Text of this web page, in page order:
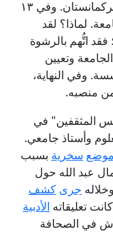
سومغايت الحكومية وسفير أذربيجان في تركمانستان. وفي ۱۳
لماذا؟ لقد
اتُّهم بالرشوة
وتعيين
وفي النهاية،
منصبه.
المثقفين" في
وأستاذ جامعي.
موضع سخرية بسبب
عبد الله حول
جرى كشف
تعليقاته الأدبية
في الصحافة